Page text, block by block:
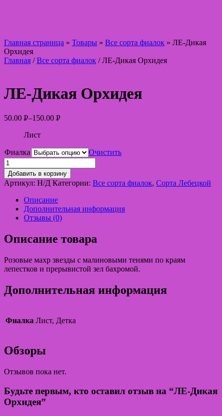
Главная страница » Товары » Все сорта фиалок » ЛЕ-Дикая
Орхидея
Главная /Все сорта фиалок / ЛЕ-Дикая Орхидея
ЛЕ-Дикая Орхидея
50.00 Р–150.00 Р
Лист
Фиалка Очистить
Добавить в корзину
Артикул: Н/Д Категории: Все сорта фиалок, Сорта Лебецкой
Описание
Дополнительная информация
Отзывы (0)
Описание товара
Розовые махр звезды с малиновыми тенями по краям
лепестков и прерывистой зел бахромой.
Дополнительная информация
Фиалка Лист, Детка
Обзоры
Отзывов пока нет.
Будьте первым, кто оставил отзыв на “ЛЕ-Дикая
Орхидея”